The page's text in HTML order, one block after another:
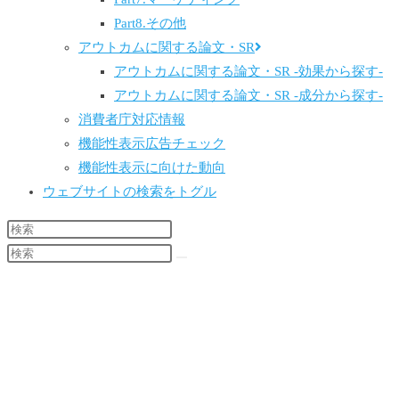
Part8.その他
アウトカムに関する論文・SR
アウトカムに関する論文・SR -効果から探す-
アウトカムに関する論文・SR -成分から探す-
消費者庁対応情報
機能性表示広告チェック
機能性表示に向けた動向
ウェブサイトの検索をトグル